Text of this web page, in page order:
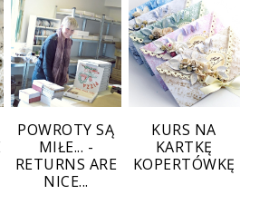
POWROTY SĄ
MIŁE... -
RETURNS ARE
NICE...
KURS NA
KARTKĘ
KOPERTÓWKĘ